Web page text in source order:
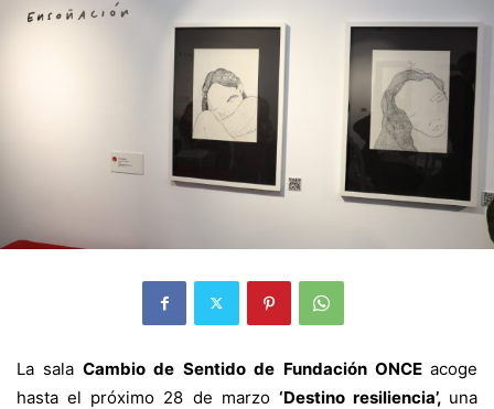
La salaCambio de Sentido de Fundación ONCE acoge
hasta el próximo 28 de marzo ‘Destino resiliencia’, una